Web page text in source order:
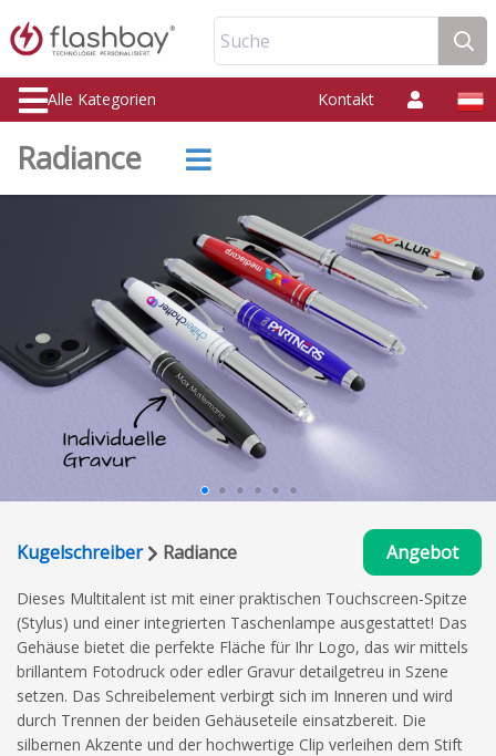
Suche
Alle Kategorien Kontakt
Radiance
Kugelschreiber Radiance Angebot
Dieses Multitalent ist mit einer praktischen Touchscreen-Spitze
(Stylus) und einer integrierten Taschenlampe ausgestattet! Das
Gehäuse bietet die perfekte Fläche für Ihr Logo, das wir mittels
brillantem Fotodruck oder edler Gravur detailgetreu in Szene
setzen. Das Schreibelement verbirgt sich im Inneren und wird
durch Trennen der beiden Gehäuseteile einsatzbereit. Die
silbernen Akzente und der hochwertige Clip verleihen dem Stift